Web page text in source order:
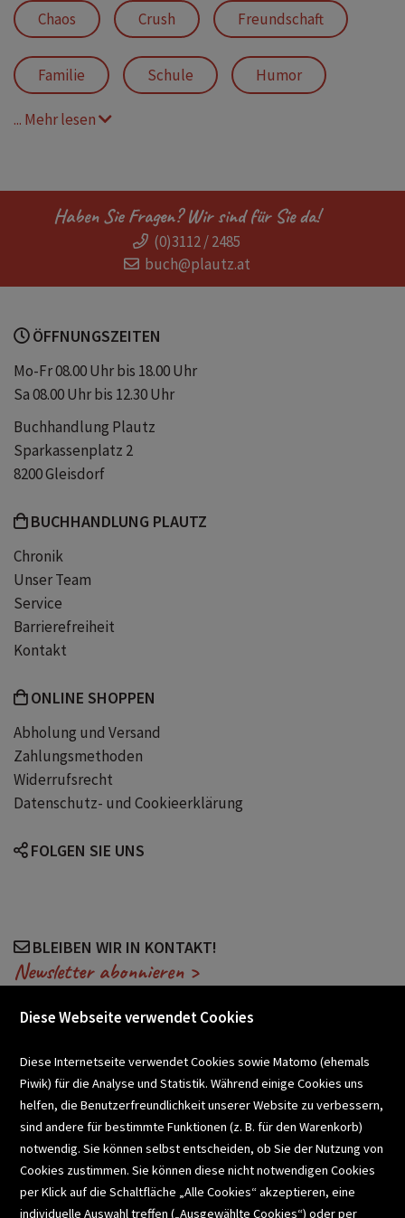
Chaos Crush Freundschaft
Familie Schule Humor
beste Freundinnen
Lachen Tagebuch Liebe
Zoff
Millionen
Schwarm witzig
The Inheritance Games
Ferienlektüre
Adel Hollywood
... Mehr lesen
Haben Sie Fragen? Wir sind für Sie da!
(0)3112 / 2485
buch@plautz.at
ÖFFNUNGSZEITEN
Mo-Fr 08.00 Uhr bis 18.00 Uhr
Sa 08.00 Uhr bis 12.30 Uhr
Buchhandlung Plautz
Sparkassenplatz 2
8200 Gleisdorf
BUCHHANDLUNG PLAUTZ
Chronik
Unser Team
Service
Barrierefreiheit
Kontakt
ONLINE SHOPPEN
Abholung und Versand
Zahlungsmethoden
Widerrufsrecht
Datenschutz- und Cookieerklärung
FOLGEN SIE UNS
BLEIBEN WIR IN KONTAKT!
Newsletter abonnieren >
SCHULBUCHSERVICE
BUCHEMPFEHLUNGEN
Diese Webseite verwendet Cookies
Diese Internetseite verwendet Cookies sowie Matomo (ehemals
Piwik) für die Analyse und Statistik. Während einige Cookies uns
helfen, die Benutzerfreundlichkeit unserer Website zu verbessern,
sind andere für bestimmte Funktionen (z. B. für den Warenkorb)
notwendig. Sie können selbst entscheiden, ob Sie der Nutzung von
Cookies zustimmen. Sie können diese nicht notwendigen Cookies
per Klick auf die Schaltfläche „Alle Cookies“ akzeptieren, eine
individuelle Auswahl treffen („Ausgewählte Cookies“) oder per